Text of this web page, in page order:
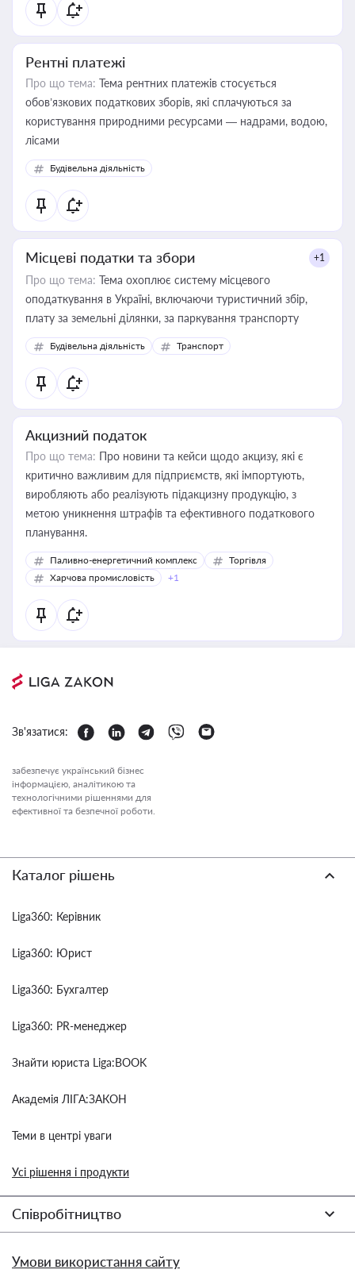
Рентні платежі
Про що тема: Тема рентних платежів стосується
обов’язкових податкових зборів, які сплачуються за
користування природними ресурсами — надрами, водою,
лісами
Будівельна діяльність
Місцеві податки та збори +1
Про що тема: Тема охоплює систему місцевого
оподаткування в Україні, включаючи туристичний збір,
плату за земельні ділянки, за паркування транспорту
Будівельна діяльність Транспорт
Акцизний податок
Про що тема: Про новини та кейси щодо акцизу, які є
критично важливим для підприємств, які імпортують,
виробляють або реалізують підакцизну продукцію, з
метою уникнення штрафів та ефективного податкового
планування.
Паливно-енергетичний комплекс
Торгівля
Харчова промисловість
+1
Зв'язатися:
забезпечує український бізнес
інформацією, аналітикою та
технологічними рішеннями для
ефективної та безпечної роботи.
Каталог рішень
Liga360: Керівник
Liga360: Юрист
Liga360: Бухгалтер
Liga360: PR-менеджер
Знайти юриста Liga:BOOK
Академія ЛІГА:ЗАКОН
Теми в центрі уваги
Усі рішення і продукти
Співробітництво
Умови використання сайту